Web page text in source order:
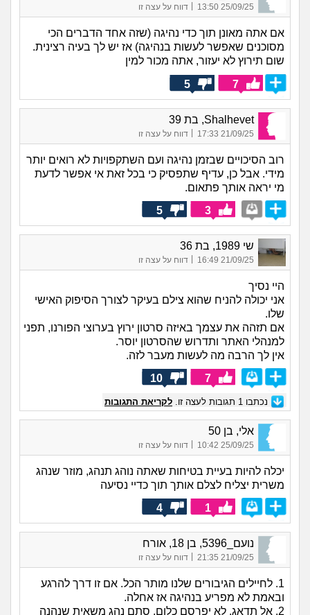
25/09/25 13:50 דווח על עצה זו
אם אתה מאונן תוך כדי נהיגה (שזה אחד הדברים הכי
מסוכנים שאפשר לעשות בנהיגה) אז יש לך בעיה רצינית.
שום תירוץ לא יעזור, אתה מכור למין
7
5
Shalhevet, בת 39
21/09/25 17:33
| דווח על עצה זו
רוב הסיכויים שבזמן נהיגה ועם השתקפויות לא רואים יותר
מידי. אבל כן, עדיף שתפסיק כי בכל זאת אי אפשר לדעת
מי יראה אותך פתאום.
3
5
שי 1989, בת 36
21/09/25 16:49
| דווח על עצה זו
היי נסיך
אני יכולה להניח שהוא צילם בעיקר לצורך הסיפוק האישי
שלו.
אם תזהה את עצמך באיזה סרטון ירוץ בערוצי הפורנו, תפני
למנהלי האתר ותדרוש שהסרטון יוסר.
אין לך הרבה מה לעשות מעבר לזה.
7
10
נכתבו 1 תגובות לעצה זו. לקריאת התגובות
אלי, בן 50
25/09/25 10:42 דווח על עצה זו
יכלה להיות בעיית בטיחות שאתה נוהג תנהג, מוזר שנהג
משרית יצליח לצלם אותך תוך כדיי נסיעה
1
4
נועם_5396, בן 18, אורח
21/09/25 21:35 דווח על עצה זו
1. לחיילים הגיבורים שלנו מותר הכל. אם זו דרך להרגע
ובאמת לא מפריע בנהיגה אז אחלה.
2. אל תדאג. לא יפרסם כלום. סתם נהג משאית שנהנה